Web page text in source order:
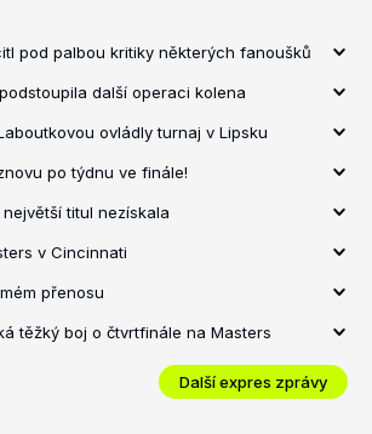
pod palbou kritiky některých fanoušků
další operaci kolena
ovládly turnaj v Lipsku
po týdnu ve finále!
titul nezískala
v Cincinnati
přenosu
těžký boj o čtvrtfinále na Masters
Další expres zprávy